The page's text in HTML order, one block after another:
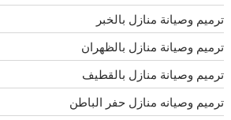
ترميم وصيانة منازل بالخبر
ترميم وصيانة منازل بالظهران
ترميم وصيانة منازل بالقطيف
ترميم وصيانه منازل حفر الباطن